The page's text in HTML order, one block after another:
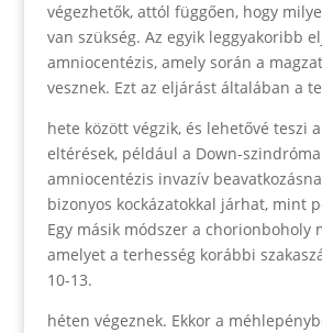
végezhetők, attól függően, hogy
van szükség. Az egyik leggyakoribb
amniocentézis, amely során a
vesznek. Ezt az eljárást általában a
hete között végzik, és lehetővé teszi
eltérések, például a Down-
amniocentézis invazív
bizonyos kockázatokkal járhat, mint
Egy másik módszer a chorionboholy
amelyet a terhesség korábbi
10-13.
héten végeznek. Ekkor a